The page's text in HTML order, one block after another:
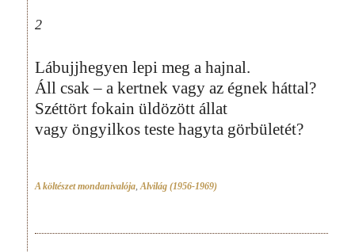
2
Lábujjhegyen lepi meg a hajnal.
Áll csak – a kertnek vagy az égnek háttal?
Széttört fokain üldözött állat
vagy öngyilkos teste hagyta görbületét?
A költészet mondanivalója,Alvilág (1956-1969)